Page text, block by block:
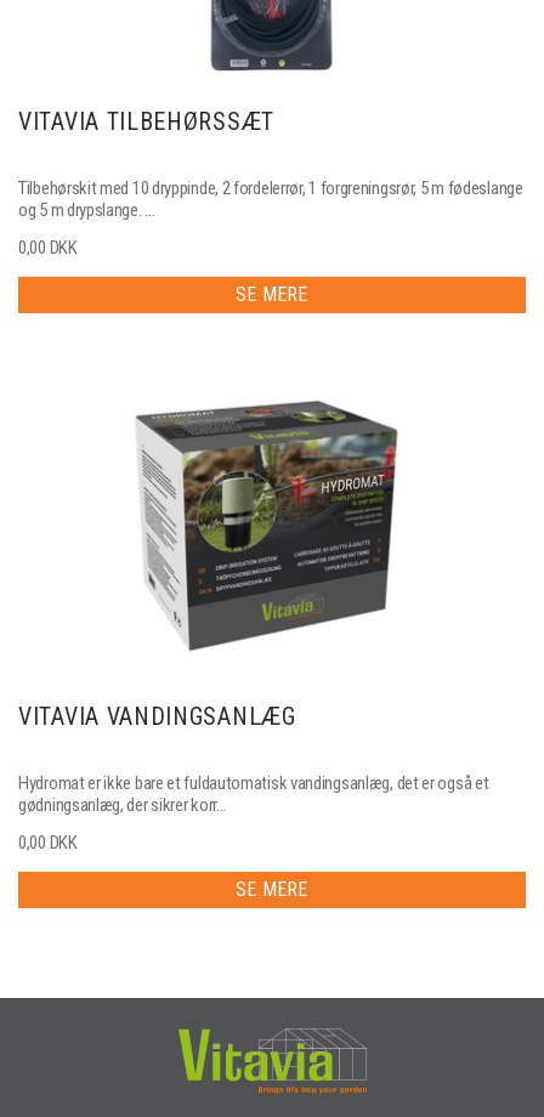
VITAVIA TILBEHØRSSÆT
Tilbehørskit med 10 dryppinde, 2 fordelerrør, 1 forgreningsrør, 5 m fødeslange
og 5 m drypslange. ...
0,00 DKK
SE MERE
VITAVIA VANDINGSANLÆG
Hydromat er ikke bare et fuldautomatisk vandingsanlæg, det er også et
gødningsanlæg, der sikrer korr...
0,00 DKK
SE MERE